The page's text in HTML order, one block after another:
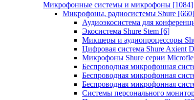
Микрофонные системы и микрофоны [1084]
Микрофоны, радиосистемы Shure [660]
Аудиоэкосистема для
Экосистема Shure Stem [6]
Микшеры и аудиопроцессоры
Цифровая система Shure Axient
Микрофоны Shure серии
Беспроводная микрофонная
Беспроводная микрофонная
Беспроводная микрофонная
Системы персонального